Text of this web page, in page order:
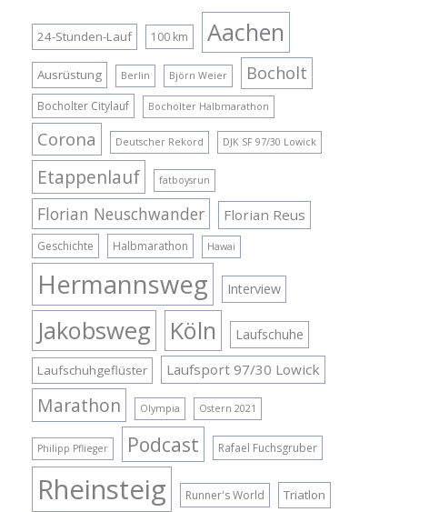
fernwege.de – Wandern
in Europa:
24-Stunden-Lauf 100 km Aachen
Ausrüstung Berlin Björn Weier Bocholt
Bocholter Citylauf Bocholter Halbmarathon
Corona Deutscher Rekord DJK SF 97/30 Lowick
Etappenlauf fatboysrun
Florian Neuschwander Florian Reus
Geschichte Halbmarathon Hawai
Hermannsweg Interview
Jakobsweg Köln Laufschuhe
Laufschuhgeflüster Laufsport 97/30 Lowick
Marathon Olympia Ostern 2021
Philipp Pflieger Podcast Rafael Fuchsgruber
Rheinsteig Runner's World Triatlon